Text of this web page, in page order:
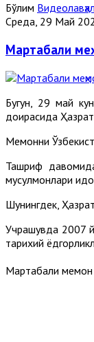
Бўлим
Среда, 29 Май
Мартабали
Бугун, 29 май
доирасида
Меҳмонни
Ташриф
мусулмонлари
Шунингдек,
Учрашувда 2007
тарихий
Мартабали